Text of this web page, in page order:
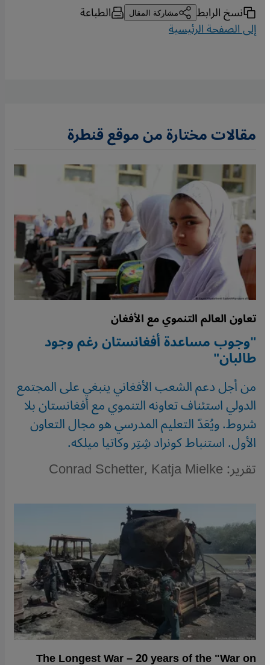
نسخ الرابط مشاركة المقال الطباعة
إلى الصفحة الرئيسية
مقالات مختارة من موقع قنطرة
تعاون العالم التنموي مع الأفغان
"وجوب مساعدة أفغانستان رغم وجود
طالبان"
من أجل دعم الشعب الأفغاني ينبغي على المجتمع
الدولي استئناف تعاونه التنموي مع أفغانستان بلا
شروط. ويُعَدّ التعليم المدرسي هو مجال التعاون
الأول. استنباط كونراد شِتِر وكاتيا ميلكه.
تقرير: Conrad Schetter, Katja Mielke
The Longest War – 20 years of the "War on